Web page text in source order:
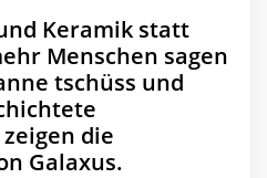
Keramik statt
Menschen sagen
tschüss und
die
Galaxus.